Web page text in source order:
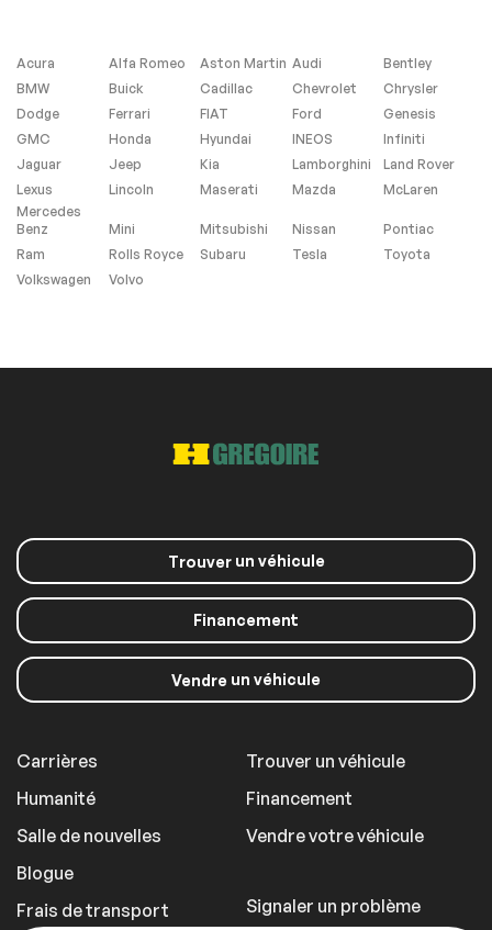
Stabilité
Sièges Chauffants
Intérieur autre
Acura Alfa Romeo Aston Martin Audi
Bentley
BMW
Buick Cadillac Chevrolet
Chrysler
Dodge
Ferrari FIAT Ford
Genesis
GMC
Honda Hyundai INEOS
Infiniti
Jaguar
Jeep Kia Lamborghini
Land Rover
Lexus
Lincoln Maserati Mazda
McLaren
Mercedes
Benz
Mini Mitsubishi Nissan
Pontiac
Ram
Rolls Royce Subaru Tesla
Toyota
Volkswagen
Volvo
Trouverun véhicule
Financement
Vendre un véhicule
Carrières
Humanité
Salle de nouvelles
Blogue
Frais de transport
Trouver un véhicule
Financement
Vendre votre véhicule
Signaler un problème